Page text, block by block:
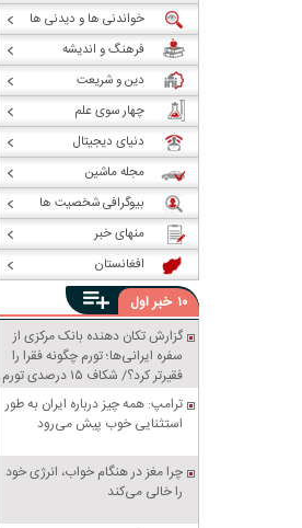
خواندنی ها و دیدنی ها
فرهنگ و اندیشه
دین و شریعت
چهار سوی علم
دنیای دیجیتال
مجله ماشین
بیوگرافی شخصیت ها
منهای خبر
افغانستان
۱۰ خبراول
گزارش تکان‌ دهنده بانک مرکزی از
سفره ایرانی‌ها؛ تورم چگونه فقرا را
فقیرتر کرد؟/ شکاف ۱۵ درصدی تورم
میان فقیر و غنی
ترامپ: همه چیز درباره ایران به طور
استثنایی خوب پیش می‌رود
چرا مغز در هنگام خواب، انرژی خود
را خالی می‌کند